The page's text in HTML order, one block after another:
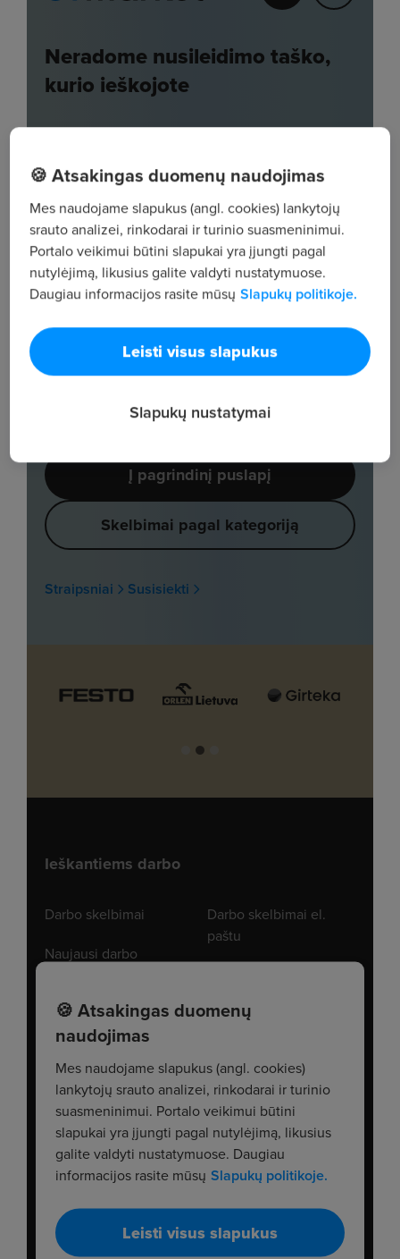
🍪 Atsakingas duomenų naudojimas
Mes naudojame slapukus (angl. cookies) lankytojų
srauto analizei, rinkodarai ir turinio suasmeninimui.
Portalo veikimui būtini slapukai yra įjungti pagal
nutylėjimą, likusius galite valdyti nustatymuose.
Daugiau informacijos rasite mūsų Slapukų politikoje.
Leisti visus slapukus
Slapukų nustatymai